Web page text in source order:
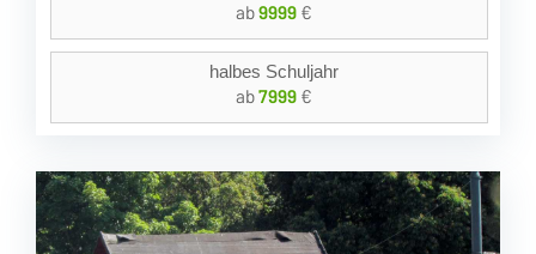
ab9999€
halbes Schuljahr
ab7999€